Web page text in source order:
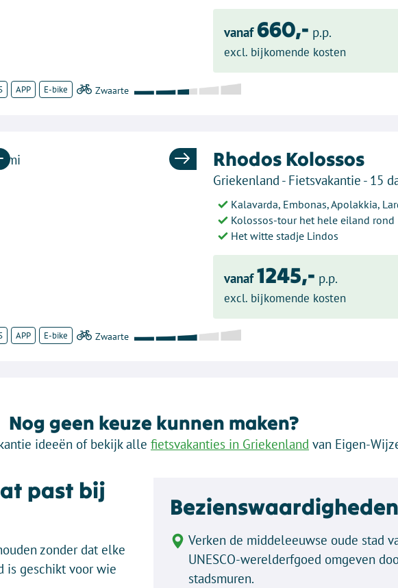
vanaf 660,- p.p.
excl. bijkomende kosten
APP E-bike
Next Rhodos Kolossos
Griekenland - Fietsvakantie - 15
Kalavarda, Embonas, Apolakkia,
Kolossos-tour het hele eiland rond
Het witte stadje Lindos
vanaf 1245,- p.p.
excl. bijkomende kosten
APP E-bike
Nog geen keuze kunnen maken?
ideeën of bekijk alle fietsvakanties in Griekenland van Eigen-
past bij
zonder dat elke
is geschikt voor wie
Verken de middeleeuwse oude stad
UNESCO-werelderfgoed omgeven
stadsmuren.